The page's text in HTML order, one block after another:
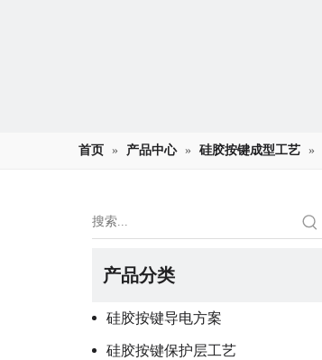
首页 » 产品中心 » 硅胶按键成型工艺 »
产品分类
硅胶按键导电方案
硅胶按键保护层工艺